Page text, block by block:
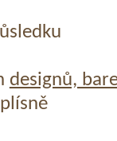
designů,